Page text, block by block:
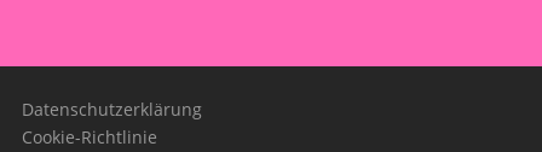
Datenschutzerklärung
Cookie-Richtlinie